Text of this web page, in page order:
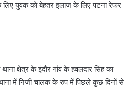
युवक काे बेहतर इलाज के लिए पटना रेफर
थाना क्षेत्र के इंदाैर गांव के हवलदार सिंह का
में निजी चालक के रुप में पिछले कुछ दिनाें से